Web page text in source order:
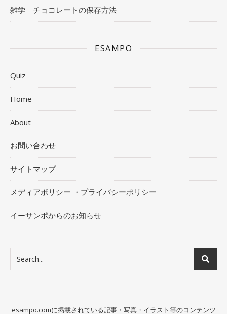
雑学 チョコレートの保存方法
ESAMPO
Quiz
Home
About
お問い合わせ
サイトマップ
メディアポリシー ・プライバシーポリシー
イーサンポからのお知らせ
esampo.comに掲載されている記事・写真・イラスト等のコンテンツ